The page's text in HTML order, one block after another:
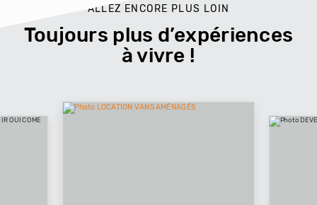
ALLEZ ENCORE PLUS LOIN
Toujours plus d’expériences
à vivre !